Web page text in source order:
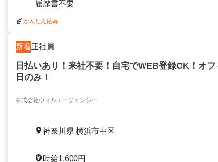
履歴書不要
かんたん応募
新着正社員
日払いあり！来社不要！自宅でWEB登録OK！オ
日のみ！
株式会社ウィルエージェンシー
神奈川県 横浜市中区
時給1,600円